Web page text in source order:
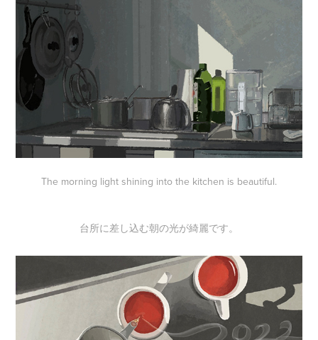
The morning light shining into the kitchen is beautiful.
台所に差し込む朝の光が綺麗です。